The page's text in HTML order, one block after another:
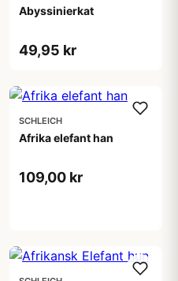
Abyssinierkat
49,95 kr
SCHLEICH
Afrika elefant han
109,00 kr